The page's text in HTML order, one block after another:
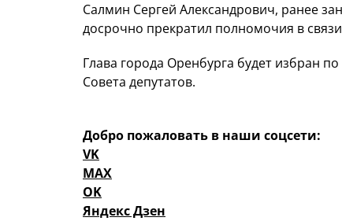
Салмин Сергей Александрович, ранее
досрочно прекратил полномочия в
Глава города Оренбурга будет избран
Совета депутатов.
Добро пожаловать в наши соцсети:
VK
MAX
OK
Яндекс Дзен